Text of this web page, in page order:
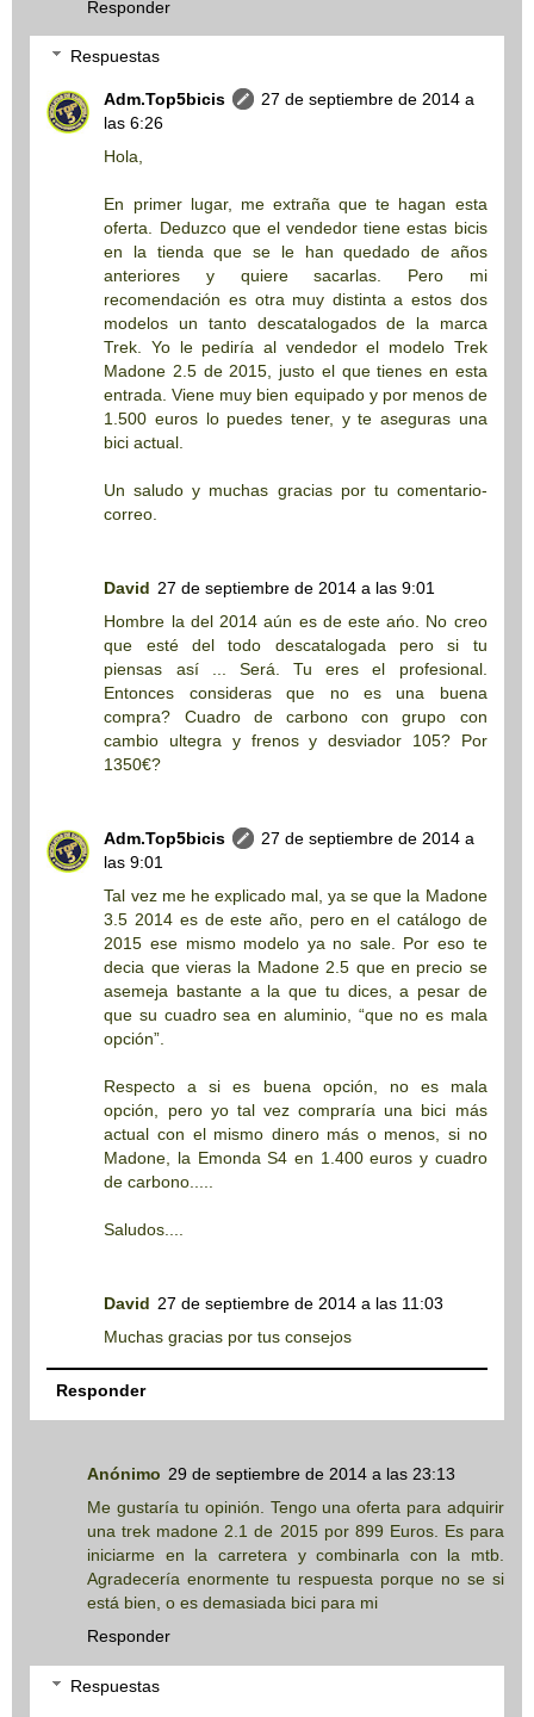
Responder
Respuestas
Adm.Top5bicis
27 de septiembre de 2014 a
las 6:26
Hola,
En primer lugar, me extraña que te hagan esta
oferta. Deduzco que el vendedor tiene estas bicis
en la tienda que se le han quedado de años
anteriores y quiere sacarlas. Pero mi
recomendación es otra muy distinta a estos dos
modelos un tanto descatalogados de la marca
Trek. Yo le pediría al vendedor el modelo Trek
Madone 2.5 de 2015, justo el que tienes en esta
entrada. Viene muy bien equipado y por menos de
1.500 euros lo puedes tener, y te aseguras una
bici actual.
Un saludo y muchas gracias por tu comentario-
correo.
David 27 de septiembre de 2014 a las 9:01
Hombre la del 2014 aún es de este ańo. No creo
que esté del todo descatalogada pero si tu
piensas así ... Será. Tu eres el profesional.
Entonces consideras que no es una buena
compra? Cuadro de carbono con grupo con
cambio ultegra y frenos y desviador 105? Por
1350€?
Adm.Top5bicis
27 de septiembre de 2014 a
las 9:01
Tal vez me he explicado mal, ya se que la Madone
3.5 2014 es de este año, pero en el catálogo de
2015 ese mismo modelo ya no sale. Por eso te
decia que vieras la Madone 2.5 que en precio se
asemeja bastante a la que tu dices, a pesar de
que su cuadro sea en aluminio, “que no es mala
opción”.
Respecto a si es buena opción, no es mala
opción, pero yo tal vez compraría una bici más
actual con el mismo dinero más o menos, si no
Madone, la Emonda S4 en 1.400 euros y cuadro
de carbono.....
Saludos....
David 27 de septiembre de 2014 a las 11:03
Muchas gracias por tus consejos
Responder
Anónimo 29 de septiembre de 2014 a las 23:13
Me gustaría tu opinión. Tengo una oferta para adquirir
una trek madone 2.1 de 2015 por 899 Euros. Es para
iniciarme en la carretera y combinarla con la mtb.
Agradecería enormente tu respuesta porque no se si
está bien, o es demasiada bici para mi
Responder
Respuestas